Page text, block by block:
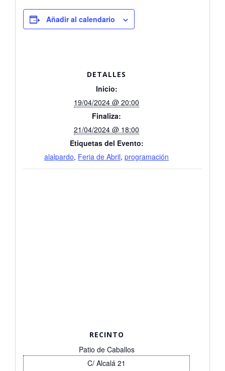
Añadir al calendario
DETALLES
Inicio:
19/04/2024 @ 20:00
Finaliza:
21/04/2024 @ 18:00
Etiquetas del Evento:
alalpardo, Feria de Abril, programación
RECINTO
Patio de Caballos
C/ Alcalá 21